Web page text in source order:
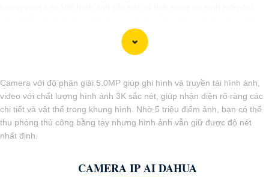
ngần ngại trải nghiệm sự ổn định và chất lượng vượt trội của Camera
Dahua chính hãng với mức giá vô cùng hấp dẫn."
Camera với độ phân giải 5.0MP giúp ghi hình và truyền tải hình ảnh,
video với chất lượng hình ảnh 3K sắc nét, giúp nhận diện rõ ràng các
chi tiết và vật thể trong khung hình. Nhờ 5 triệu điểm ảnh, bạn có thể
thu phóng thủ công bằng tay nhưng hình ảnh vẫn giữ được độ nét
nhất định.
CAMERA IP AI DAHUA